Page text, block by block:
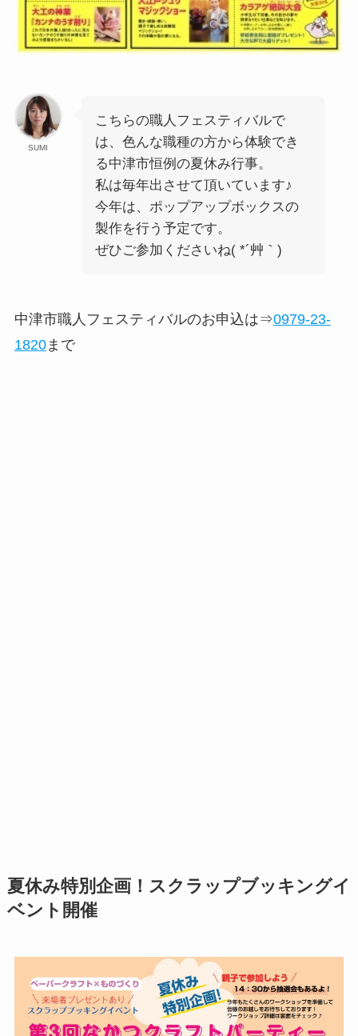
SUMI
こちらの職人フェスティバルで
は、色んな職種の方から体験でき
る中津市恒例の夏休み行事。
私は毎年出させて頂いています♪
今年は、ポップアップボックスの
製作を行う予定です。
ぜひご参加くださいね( *´艸｀)
中津市職人フェスティバルのお申込は⇒0979-23-
1820まで
夏休み特別企画！スクラップブッキングイ
ベント開催